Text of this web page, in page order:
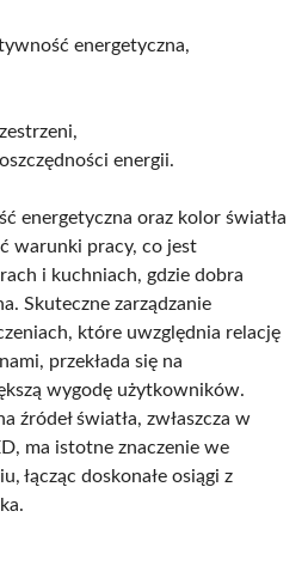
energetyczna,
energii.
energetyczna oraz kolor światła
warunki pracy, co jest
i kuchniach, gdzie dobra
Skuteczne zarządzanie
które uwzględnia relację
przekłada się na
wygodę użytkowników.
źródeł światła, zwłaszcza w
ma istotne znaczenie we
łącząc doskonałe osiągi z